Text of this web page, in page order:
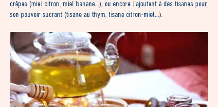
crêpes (miel citron, miel banane…), ou encore l’ajoutent à des tisanes pour
son pouvoir sucrant (tisane au thym, tisane citron-miel…).